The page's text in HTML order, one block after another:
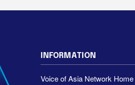
INFORMATION
Voice of Asia Network Home